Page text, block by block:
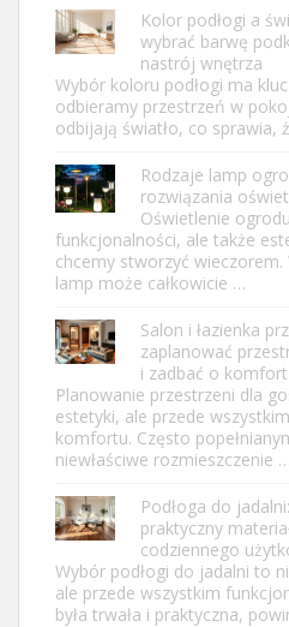
Kolor podłogi a
wybrać barwę
nastrój wnętrza
Wybór koloru podłogi ma
odbieramy przestrzeń w
odbijają światło, co sprawia,
Rodzaje lamp
rozwiązania
Oświetlenie
funkcjonalności, ale także
chcemy stworzyć
lamp może całkowicie …
Salon i łazienka
zaplanować
i zadbać o komfort
Planowanie przestrzeni dla
estetyki, ale przede
komfortu. Często
niewłaściwe rozmieszczenie …
Podłoga do
praktyczny
codziennego
Wybór podłogi do jadalni to
ale przede wszystkim
była trwała i praktyczna,